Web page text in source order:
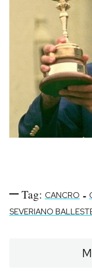
Tag: CANCRO -
SEVERIANO